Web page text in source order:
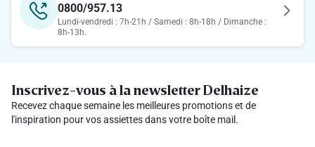
0800/957.13
Lundi-vendredi : 7h-21h / Samedi : 8h-18h / Dimanche :
8h-13h.
Inscrivez-vous à la newsletter Delhaize
Recevez chaque semaine les meilleures promotions et de
l'inspiration pour vos assiettes dans votre boîte mail.